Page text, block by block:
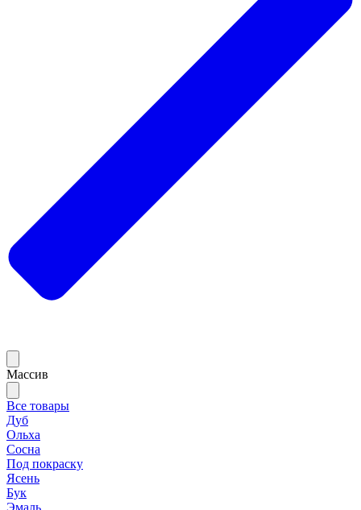
Массив
Все товары
Дуб
Ольха
Сосна
Под покраску
Ясень
Бук
Эмаль